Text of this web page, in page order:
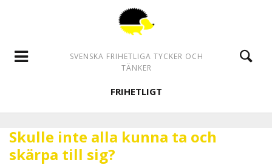
SVENSKA FRIHETLIGA TYCKER OCH
TÄNKER
FRIHETLIGT
Skulle inte alla kunna ta och
skärpa till sig?